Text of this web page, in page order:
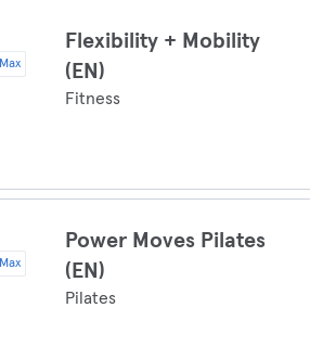
Max
Flexibility + Mobility
(EN)
Fitness
Max
Power Moves Pilates
(EN)
Pilates